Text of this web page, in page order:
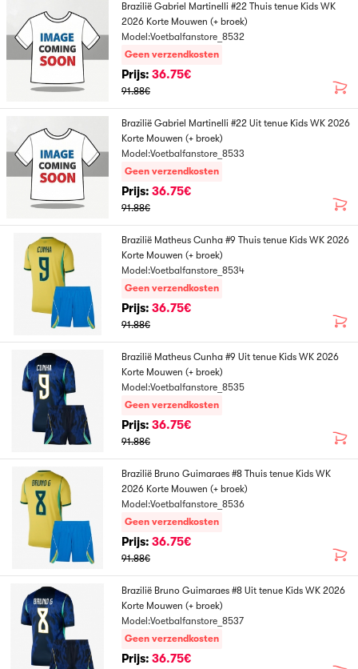
Brazilië Gabriel Martinelli #22 Thuis tenue Kids WK
2026 Korte Mouwen (+ broek)
Model:Voetbalfanstore_8532
Geen verzendkosten
Prijs: 36.75€
91.88€
Brazilië Gabriel Martinelli #22 Uit tenue Kids WK 2026
Korte Mouwen (+ broek)
Model:Voetbalfanstore_8533
Geen verzendkosten
Prijs: 36.75€
91.88€
Brazilië Matheus Cunha #9 Thuis tenue Kids WK 2026
Korte Mouwen (+ broek)
Model:Voetbalfanstore_8534
Geen verzendkosten
Prijs: 36.75€
91.88€
Brazilië Matheus Cunha #9 Uit tenue Kids WK 2026
Korte Mouwen (+ broek)
Model:Voetbalfanstore_8535
Geen verzendkosten
Prijs: 36.75€
91.88€
Brazilië Bruno Guimaraes #8 Thuis tenue Kids WK
2026 Korte Mouwen (+ broek)
Model:Voetbalfanstore_8536
Geen verzendkosten
Prijs: 36.75€
91.88€
Brazilië Bruno Guimaraes #8 Uit tenue Kids WK 2026
Korte Mouwen (+ broek)
Model:Voetbalfanstore_8537
Geen verzendkosten
Prijs: 36.75€